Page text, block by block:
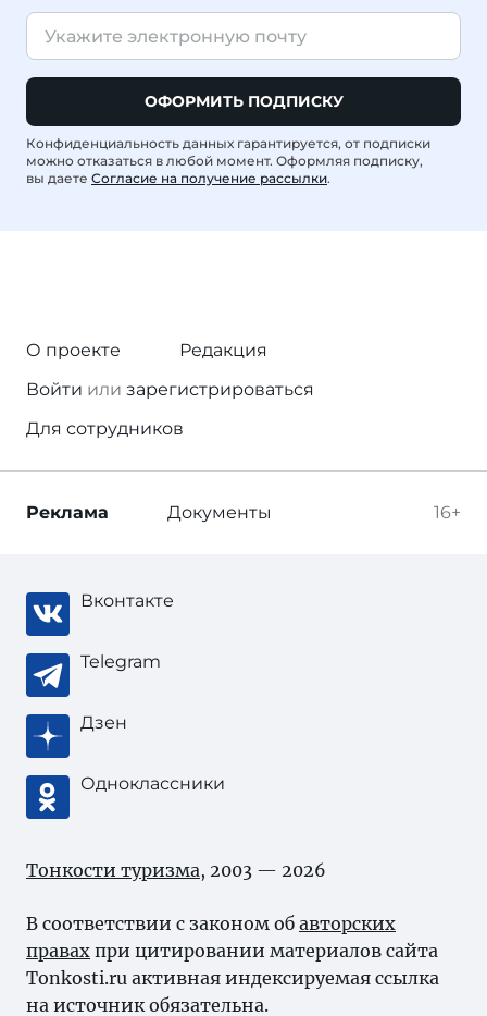
ОФОРМИТЬ ПОДПИСКУ
Конфиденциальность данных гарантируется, от подписки
можно отказаться в любой момент. Оформляя подписку,
вы даете Согласие на получение рассылки.
О проекте
Редакция
Войти или зарегистрироваться
Для сотрудников
16+
Реклама Документы
Вконтакте
Telegram
Дзен
Одноклассники
Тонкости туризма, 2003 — 2026
В соответствии с законом об авторских
правах при цитировании материалов сайта
Tonkosti.ru активная индексируемая ссылка
на источник обязательна.